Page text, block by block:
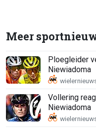
Meer
Ploegleider
Niewiadoma
Vollering
Niewiadoma